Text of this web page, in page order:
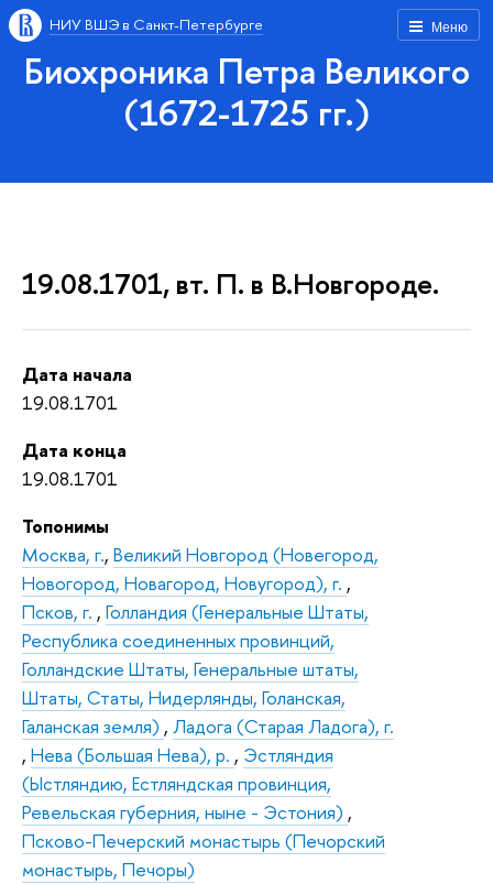
Меню
НИУ ВШЭ в Санкт-Петербурге
Биохроника Петра Великого
(1672-1725 гг.)
19.08.1701, вт. П. в В.Новгороде.
Дата начала
19.08.1701
Дата конца
19.08.1701
Топонимы
Москва, г., Великий Новгород (Новегород,
Новогород, Новагород, Новугород), г. ,
Псков, г. , Голландия (Генеральные Штаты,
Республика соединенных провинций,
Голландские Штаты, Генеральные штаты,
Штаты, Статы, Нидерлянды, Голанская,
Галанская земля) , Ладога (Старая Ладога), г.
, Нева (Большая Нева), р. , Эстляндия
(Ыстляндию, Естляндская провинция,
Ревельская губерния, ныне - Эстония) ,
Псково-Печерский монастырь (Печорский
монастырь, Печоры)